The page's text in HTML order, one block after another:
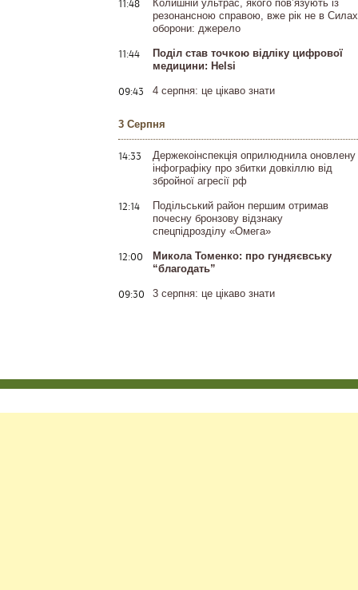
11:48
Колишній ультрас, якого пов’язують із
резонансною справою, вже рік не в Силах
оборони: джерело
11:44
Поділ став точкою відліку цифрової
медицини: Helsi
09:43 4 серпня: це цікаво знати
3 Серпня
14:33
Держекоінспекція оприлюднила оновлену
інфографіку про збитки довкіллю від
збройної агресії рф
12:14
Подільський район першим отримав
почесну бронзову відзнаку
спецпідрозділу «Омега»
12:00
Микола Томенко: про гундяєвську
“благодать”
09:30 3 серпня: це цікаво знати